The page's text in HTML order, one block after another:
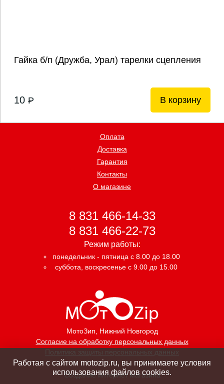
Гайка б/п (Дружба, Урал) тарелки сцепления
10 P В корзину
МотоЗип, Нижний Новгород
Согласие на обработку персональных данных
Политика защиты персональных данных
Оплата
Доставка
Гарантия
Контакты
О магазине
8 831 466-14-33
8 831 466-22-73
Режим работы:
понедельник - пятница с 8.00 до 18.00
суббота, воскресенье с 9.00 до 15.00
Создание интернет магазина
Работая с сайтом motozip.ru, вы принимаете условия
использования файлов cookies.